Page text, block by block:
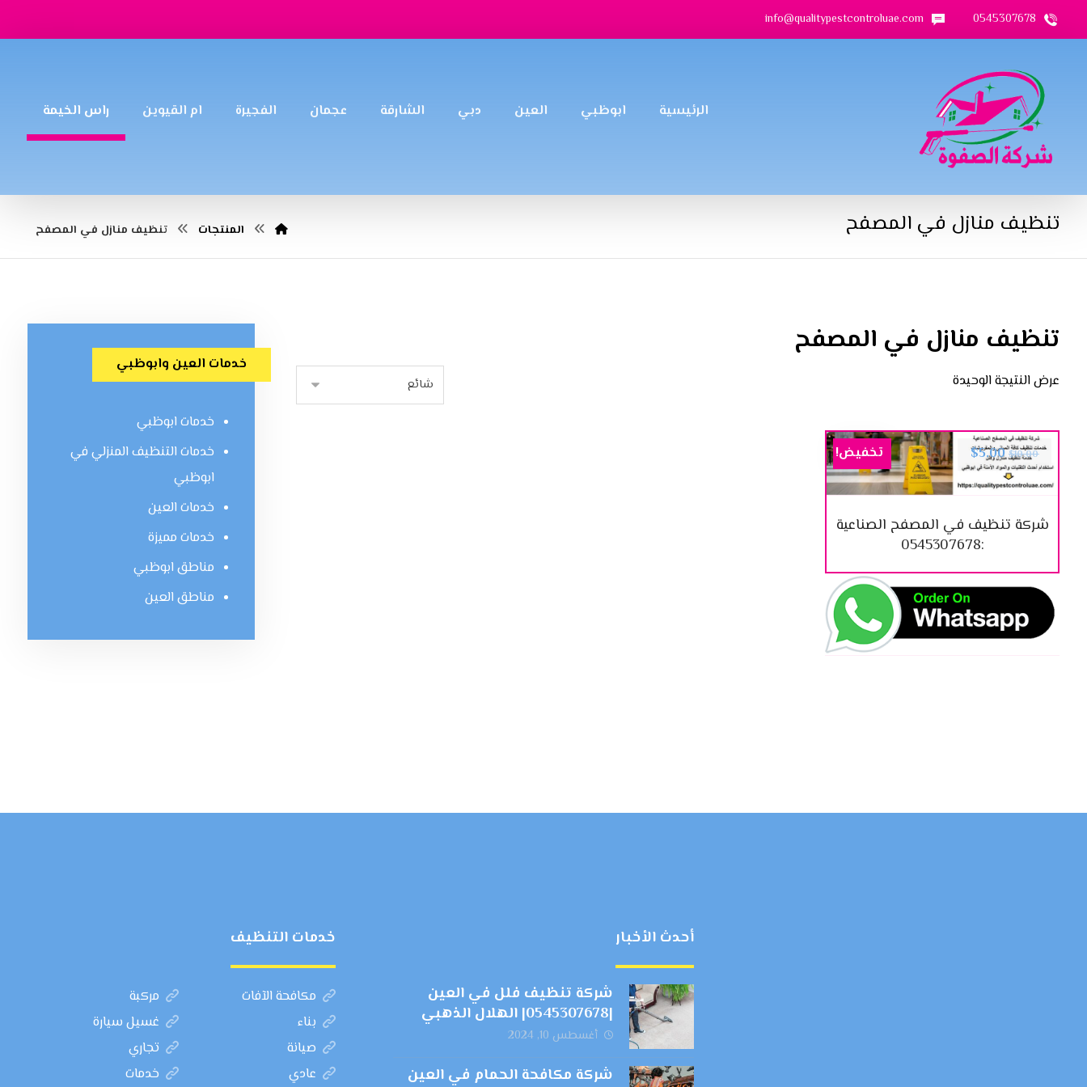
0545307678
info@qualitypestcontroluae.com
الرئيسية ابوظبي العين دبي الشارقة عجمان الفجيرة ام القيوين راس الخيمة
تنظيف منازل في المصفح المنتجات تنظيف منازل في المصفح
تنظيف منازل في المصفح
عرض النتيجة الوحيدة
شركة تنظيف في المصفح الصناعية
:0545307678
$10.00
$5.00 تخفيض!
خدمات العين وابوظبي
خدمات ابوظبي
خدمات التنظيف المنزلي في
ابوظبي
خدمات العين
خدمات مميزة
مناطق ابوظبي
مناطق العين
أحدث الأخبار
شركة تنظيف فلل في العين
|0545307678| الهلال الذهبي
أغسطس 10, 2024
شركة مكافحة الحمام في العين
خدمات التنظيف
مكافحة الآفات
مركبة
بناء
غسيل سيارة
صيانة
تجاري
عادي
خدمات